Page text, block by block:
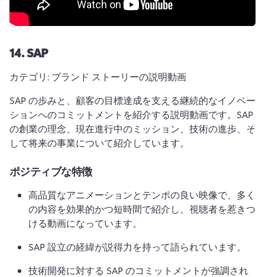
14.SAP
カテゴリ: ブランド ストーリーの説明動画
SAP の歩みと、顧客の目標達成を支える継続的なイノベー
ションへのコミットメントを紹介する説明動画です。 SAP
の創業の理念、現在進行中のミッション、技術の進歩、そ
して将来の事業について紹介しています。
ポジティブな特徴
高品質なアニメーションとテンポの良い映像で、多く
の内容を効果的かつ短時間で紹介し、視聴者を惹きつ
ける動画になっています。
SAP 設立の経緯が説得力を持って語られています。
技術開発に対する SAP のコミットメントが強調され